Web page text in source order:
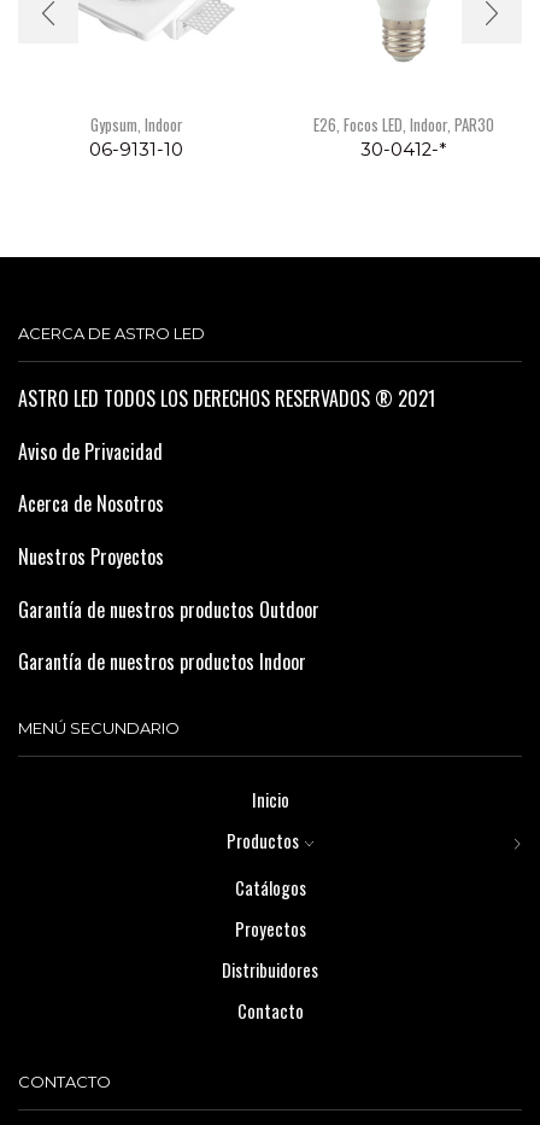
Gypsum, Indoor
06-9131-10
E26, Focos LED, Indoor, PAR30
30-0412-*
ACERCA DE ASTRO LED
ASTRO LED TODOS LOS DERECHOS RESERVADOS ® 2021
Aviso de Privacidad
Acerca de Nosotros
Nuestros Proyectos
Garantía de nuestros productos Outdoor
Garantía de nuestros productos Indoor
MENÚ SECUNDARIO
Inicio
Productos
Catálogos
Proyectos
Distribuidores
Contacto
CONTACTO